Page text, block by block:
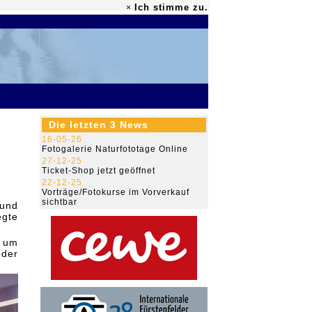
× Ich stimme zu.
Die letzten 3 News
16-05-26
Fotogalerie Naturfototage Online
27-12-25
Ticket-Shop jetzt geöffnet
22-12-25
Vorträge/Fotokurse im Vorverkauf
sichtbar